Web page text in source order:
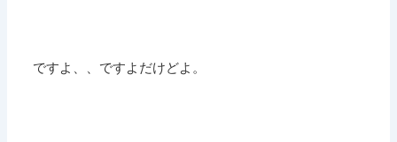
ですよ、、ですよだけどよ。